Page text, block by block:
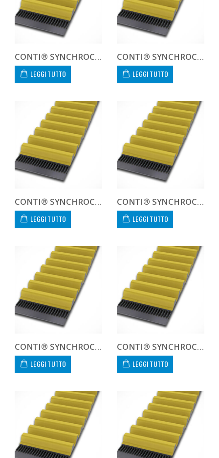
CONTI® SYNCHROCHAIN CARBON CTD 14M 1120 20 C
LEGGI TUTTO
CONTI® SYNCHROCHAIN CARBON CTD 14M 1120 37 C
LEGGI TUTTO
CONTI® SYNCHROCHAIN CARBON CTD 14M 1120 68 C
LEGGI TUTTO
CONTI® SYNCHROCHAIN CARBON CTD 14M 1120 90 C
LEGGI TUTTO
CONTI® SYNCHROCHAIN CARBON CTD 14M 1120 125 C
LEGGI TUTTO
CONTI® SYNCHROCHAIN CARBON CTD 14M 1120 450 C CUSTOM
LEGGI TUTTO